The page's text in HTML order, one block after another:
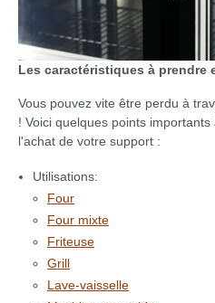
Les caractéristiques à prendre
Vous pouvez vite être perdu à
! Voici quelques points
l'achat de votre support :
Utilisations:
Four
Four mixte
Friteuse
Grill
Lave-vaisselle